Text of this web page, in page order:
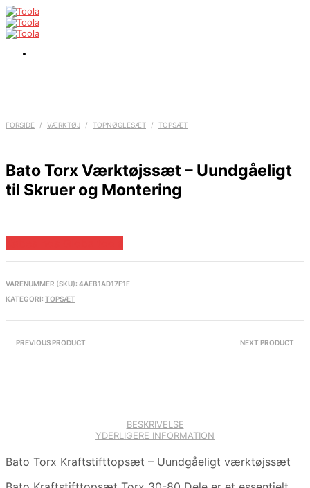
FORSIDE / VÆRKTØJ / TOPNØGLESÆT / TOPSÆT
Bato Torx Værktøjssæt – Uundgåeligt
til Skruer og Montering
VARENUMMER (SKU): 4AEB1AD17F1F
KATEGORI: TOPSÆT
PREVIOUS PRODUCT NEXT PRODUCT
BESKRIVELSE
YDERLIGERE INFORMATION
Bato Torx Kraftstifttopsæt – Uundgåeligt værktøjssæt